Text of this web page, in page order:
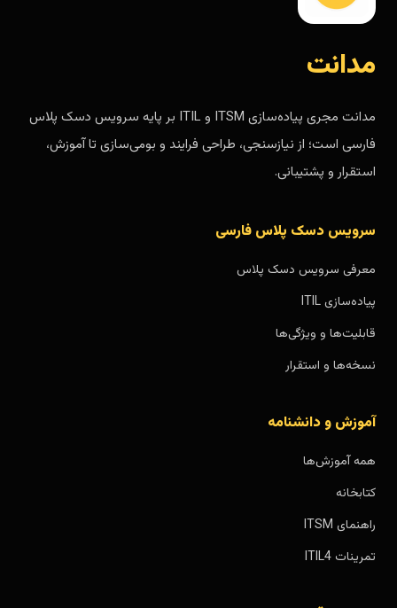
مدانت
مدانت مجری پیاده‌سازی ITSM و ITIL بر پایه سرویس دسک پلاس
فارسی است؛ از نیازسنجی، طراحی فرایند و بومی‌سازی تا آموزش،
استقرار و پشتیبانی.
سرویس دسک پلاس فارسی
معرفی سرویس دسک پلاس
پیاده‌سازی ITIL
قابلیت‌ها و ویژگی‌ها
نسخه‌ها و استقرار
آموزش و دانشنامه
همه آموزش‌ها
کتابخانه
راهنمای ITSM
تمرینات ITIL4